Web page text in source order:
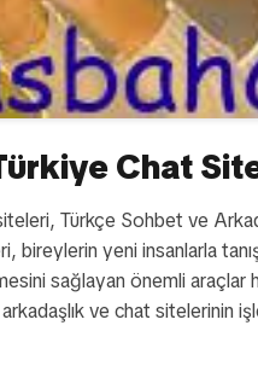
Chat
Türkçe Sohbet ve
bireylerin yeni insanlarla
sağlayan önemli
ve chat sitelerinin